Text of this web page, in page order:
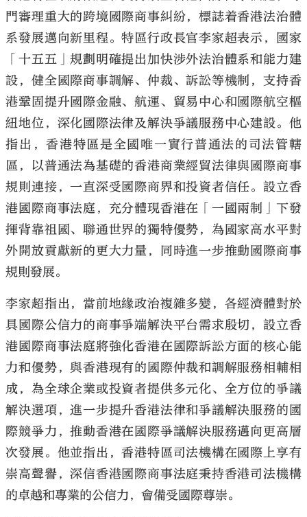
門審理重大的跨境國際商事糾紛，標誌着香港法治體
系發展邁向新里程。特區行政長官李家超表示，國家
「十五五」規劃明確提出加快涉外法治體系和能力建
設，健全國際商事調解、仲裁、訴訟等機制，支持香
港鞏固提升國際金融、航運、貿易中心和國際航空樞
紐地位，深化國際法律及解決爭議服務中心建設。他
指出，香港特區是全國唯一實行普通法的司法管轄
區，以普通法為基礎的香港商業經貿法律與國際商事
規則連接，一直深受國際商界和投資者信任。設立香
港國際商事法庭，充分體現香港在「一國兩制」下發
揮背靠祖國、聯通世界的獨特優勢，為國家高水平對
外開放貢獻新的更大力量，同時進一步推動國際商事
規則發展。
李家超指出，當前地緣政治複雜多變，各經濟體對於
具國際公信力的商事爭端解決平台需求殷切，設立香
港國際商事法庭將強化香港在國際訴訟方面的核心能
力和優勢，與香港現有的國際仲裁和調解服務相輔相
成，為全球企業或投資者提供多元化、全方位的爭議
解決選項，進一步提升香港法律和爭議解決服務的國
際競爭力，推動香港在國際爭議解決服務邁向更高層
次發展。他並指出，香港特區司法機構在國際上享有
崇高聲譽，深信香港國際商事法庭秉持香港司法機構
的卓越和專業的公信力，會備受國際尊崇。